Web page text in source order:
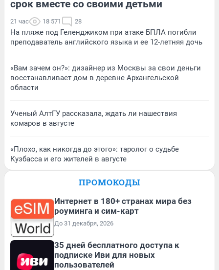
срок вместе со своими детьми
21 час 18 571 28
На пляже под Геленджиком при атаке БПЛА погибли
преподаватель английского языка и ее 12-летняя дочь
«Вам зачем он?»: дизайнер из Москвы за свои деньги
восстанавливает дом в деревне Архангельской
области
Ученый АлтГУ рассказала, ждать ли нашествия
комаров в августе
«Плохо, как никогда до этого»: таролог о судьбе
Кузбасса и его жителей в августе
ПРОМОКОДЫ
Интернет в 180+ странах мира без
роуминга и сим-карт
До 31 декабря, 2026
35 дней бесплатного доступа к
подписке Иви для новых
пользователей